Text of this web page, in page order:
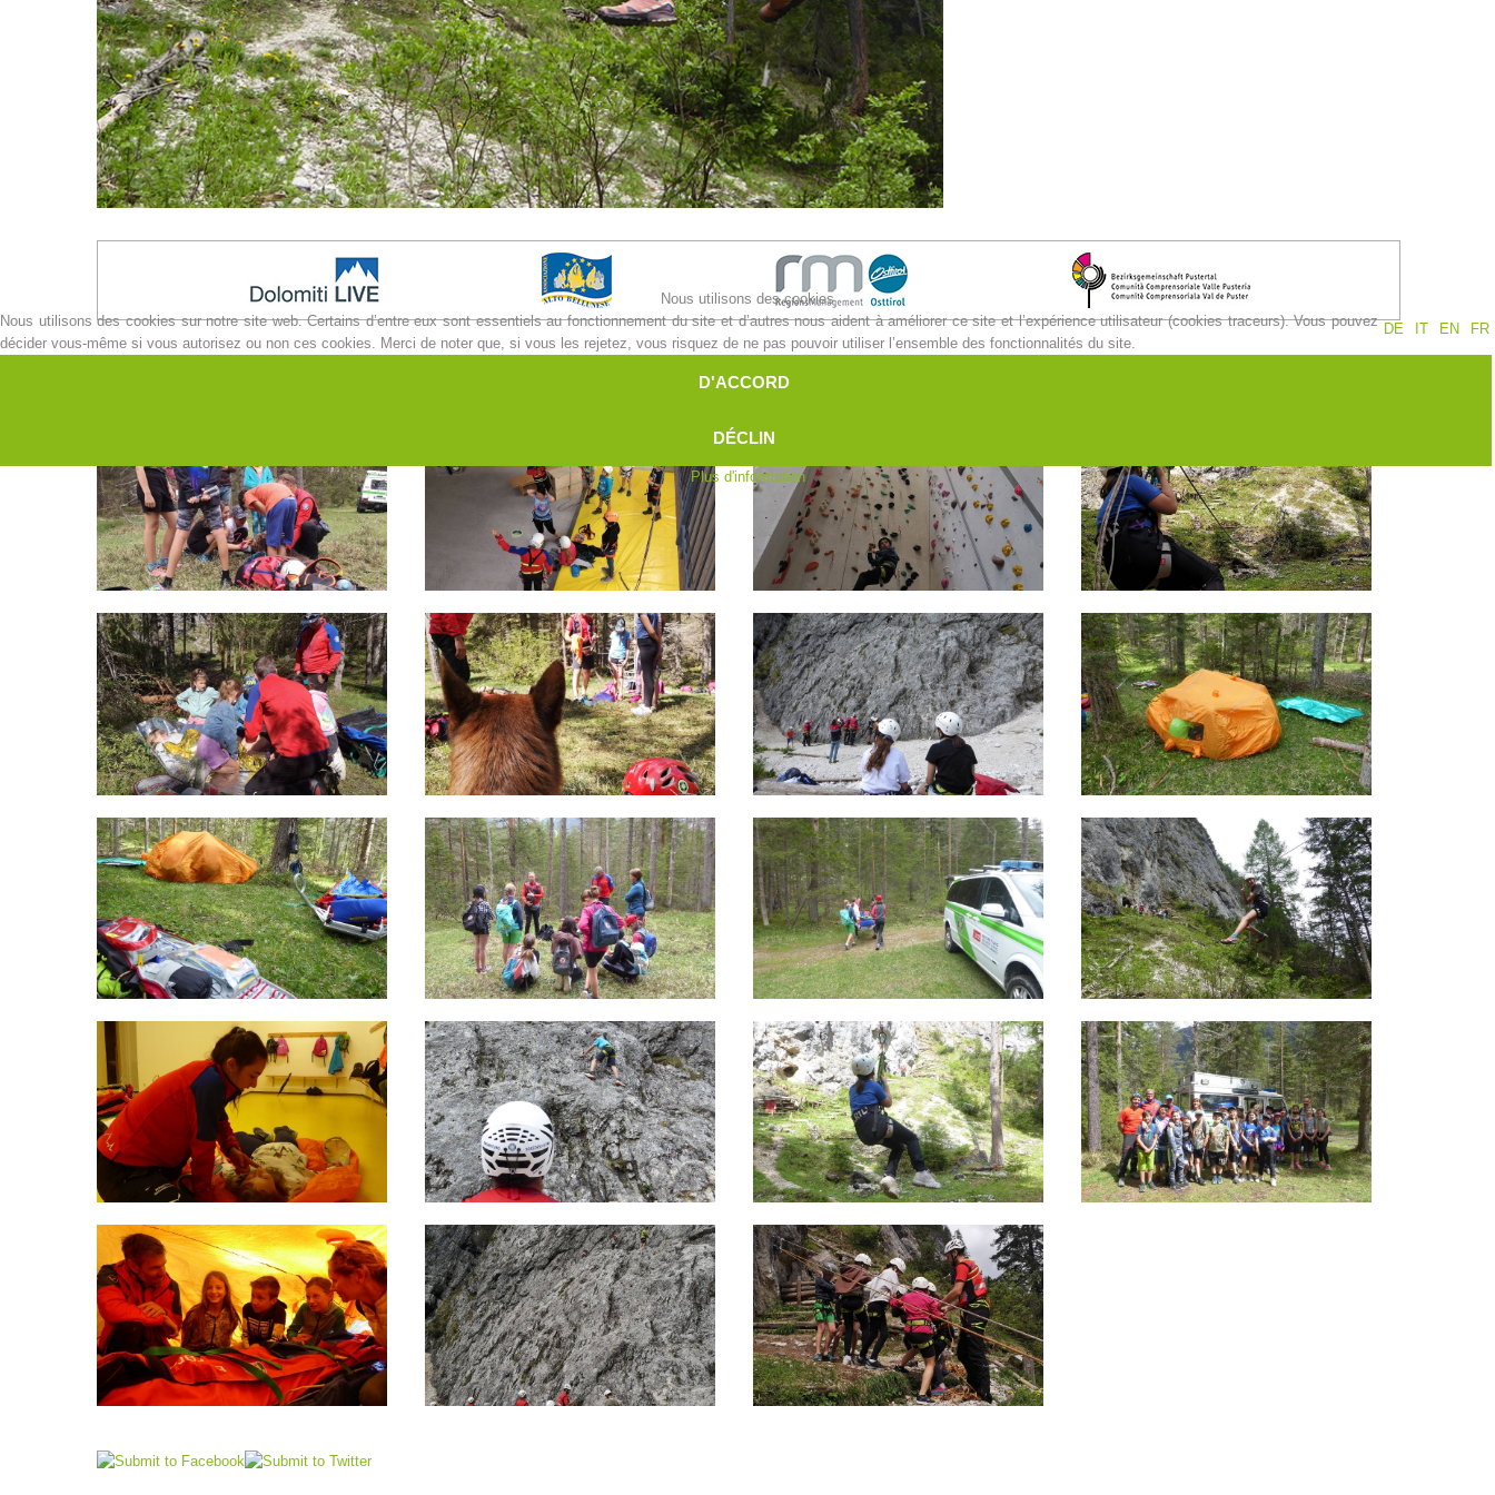
Nous utilisons des cookies
DE
IT EN FR
Nous utilisons des cookies sur notre site web. Certains d’entre eux sont essentiels au fonctionnement du site et d’autres nous aident à améliorer ce site et l’expérience utilisateur (cookies traceurs). Vous pouvez
décider vous-même si vous autorisez ou non ces cookies. Merci de noter que, si vous les rejetez, vous risquez de ne pas pouvoir utiliser l’ensemble des fonctionnalités du site.
D'ACCORD
DÉCLIN
Plus d'information